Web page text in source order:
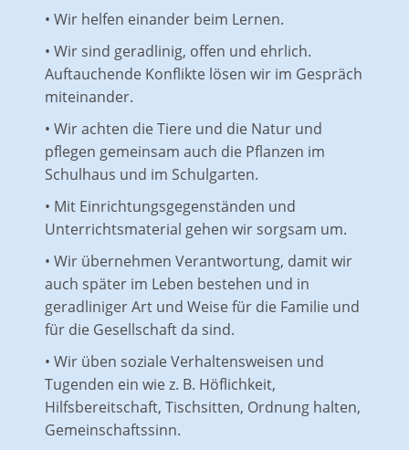
• Wir helfen einander beim Lernen.
• Wir sind geradlinig, offen und ehrlich.
Auftauchende Konflikte lösen wir im Gespräch
miteinander.
• Wir achten die Tiere und die Natur und
pflegen gemeinsam auch die Pflanzen im
Schulhaus und im Schulgarten.
• Mit Einrichtungsgegenständen und
Unterrichtsmaterial gehen wir sorgsam um.
• Wir übernehmen Verantwortung, damit wir
auch später im Leben bestehen und in
geradliniger Art und Weise für die Familie und
für die Gesellschaft da sind.
• Wir üben soziale Verhaltensweisen und
Tugenden ein wie z. B. Höflichkeit,
Hilfsbereitschaft, Tischsitten, Ordnung halten,
Gemeinschaftssinn.